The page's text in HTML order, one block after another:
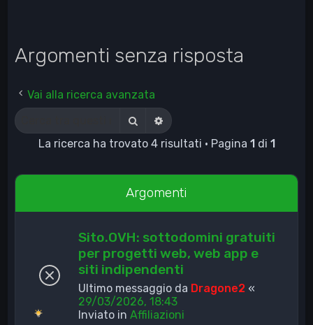
Argomenti senza risposta
Vai alla ricerca avanzata
Cerca
Ricerca avanzata
La ricerca ha trovato 4 risultati • Pagina 1 di 1
Argomenti
Sito.OVH: sottodomini gratuiti
per progetti web, web app e
siti indipendenti
Ultimo messaggio da Dragone2 «
29/03/2026, 18:43
Inviato inAffiliazioni